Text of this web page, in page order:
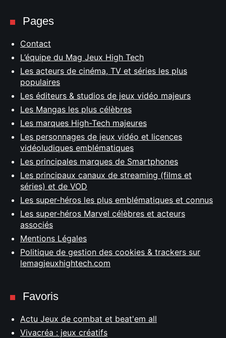
Pages
Contact
L’équipe du Mag Jeux High Tech
Les acteurs de cinéma, TV et séries les plus
populaires
Les éditeurs & studios de jeux vidéo majeurs
Les Mangas les plus célèbres
Les marques High-Tech majeures
Les personnages de jeux vidéo et licences
vidéoludiques emblématiques
Les principales marques de Smartphones
Les principaux canaux de streaming (films et
séries) et de VOD
Les super-héros les plus emblématiques et connus
Les super-héros Marvel célèbres et acteurs
associés
Mentions Légales
Politique de gestion des cookies & trackers sur
lemagjeuxhightech.com
Favoris
Actu Jeux de combat et beat'em all
Vivacréa : jeux créatifs